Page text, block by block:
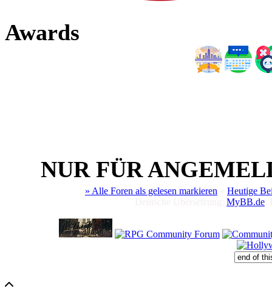
Awards
NUR FÜR
» Alle Foren als gelesen markieren
Heutige
MyBB.de